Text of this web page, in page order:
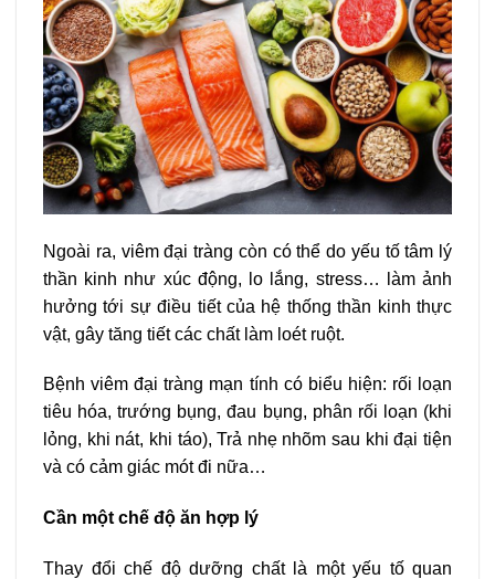
Ngoài ra, viêm đại tràng còn có thể do yếu tố tâm lý
thần kinh như xúc động, lo lắng, stress… làm ảnh
hưởng tới sự điều tiết của hệ thống thần kinh thực
vật, gây tăng tiết các chất làm loét ruột.
Bệnh viêm đại tràng mạn tính có biểu hiện: rối loạn
tiêu hóa, trướng bụng, đau bụng, phân rối loạn (khi
lỏng, khi nát, khi táo), Trả nhẹ nhõm sau khi đại tiện
và có cảm giác mót đi nữa…
Cần một chế độ ăn hợp lý
Thay đổi chế độ dưỡng chất là một yếu tố quan